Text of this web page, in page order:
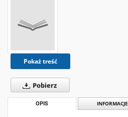
Pokaż treść
Pobierz
OPIS INFORMACJE